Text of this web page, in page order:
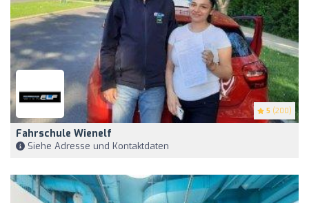
5 (200)
Fahrschule Wienelf
Siehe Adresse und Kontaktdaten